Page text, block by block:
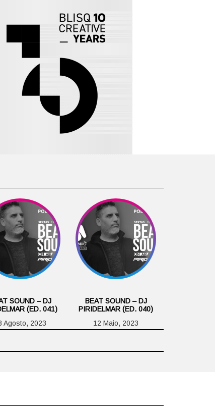
SOUND – DJ
(ED. 041)
Agosto, 2023
BEAT SOUND – DJ
PIRIDELMAR (ED. 040)
12 Maio, 2023